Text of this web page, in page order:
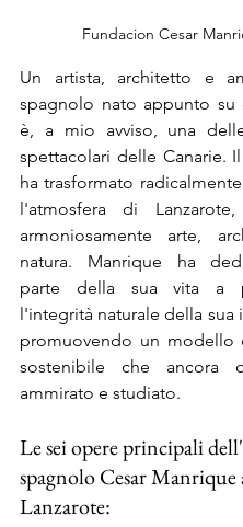
Fundacion Cesar
Un artista, architetto e
spagnolo nato appunto su
è, a mio avviso, una
spettacolari delle Canarie.
ha trasformato
l'atmosfera di
armoniosamente arte,
natura. Manrique ha
parte della sua vita a
l'integrità naturale della sua
promuovendo un modello
sostenibile che ancora
ammirato e studiato.
Le sei opere principali
spagnolo Cesar Manrique
Lanzarote: